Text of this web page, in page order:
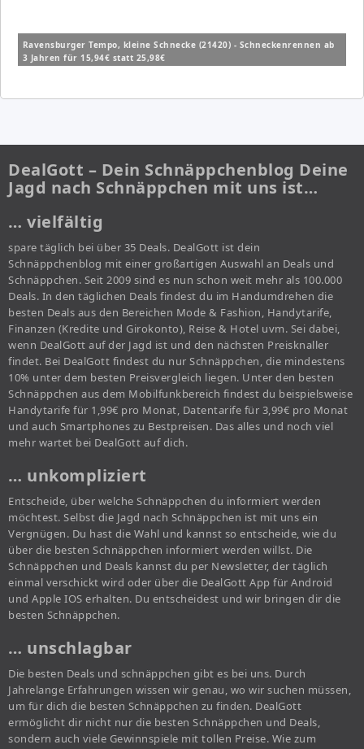
Ravensburger Tempo, kleine Schnecke (21420) - Schneckenrennen ab
3 Jahren für 15,94€ statt 25,98€
DealGott – Dein Schnäppchenblog Deine
Jagd nach Schnäppchen mit uns ist…
… vielfältig
spare täglich bei über 35 Deals. DealGott ist dein
Schnäppchenblog mit einer großartigen Auswahl an Deals und
Schnäppchen. Seit 2009 sind es nun schon weit mehr als 100.000
Deals. In den täglichen Deals findest du im Handumdrehen die
besten Deals aus den Bereichen Mode & Fashion, Handytarife,
Finanzen (Kredite und Girokonto), Reise & Hotel uvm. Sei dabei,
wenn DealGott auf der Jagd ist und den nächsten Preisknaller
findet. Bei DealGott findest du nur Schnäppchen, die mindestens
10% unter dem besten Preisvergleich liegen. Unter den besten
Schnäppchen aus dem Mobilfunkbereich findest du beispielsweise
Handytarife für 1,99€ pro Monat, Datentarife für 3,99€ pro Monat
und auch Smartphones zu Bestpreisen. Das alles und noch viel
mehr wartet bei DealGott auf dich.
… unkompliziert
Entscheide, über welche Schnäppchen du informiert werden
möchtest. Selbst die Jagd nach Schnäppchen ist mit uns ein
Vergnügen. Du hast die Wahl und kannst so entscheide, wie du
über die besten Schnäppchen informiert werden willst. Die
Schnäppchen und Deals kannst du per Newsletter, der täglich
einmal verschickt wird oder über die DealGott App für Android
und Apple IOS erhalten. Du entscheidest und wir bringen dir die
besten Schnäppchen.
… unschlagbar
Die besten Deals und schnäppchen gibt es bei uns. Durch
Jahrelange Erfahrungen wissen wir genau, wo wir suchen müssen,
um für dich die besten Schnäppchen zu finden. DealGott
ermöglicht dir nicht nur die besten Schnäppchen und Deals,
sondern auch viele Gewinnspiele mit tollen Preise. Wie zum